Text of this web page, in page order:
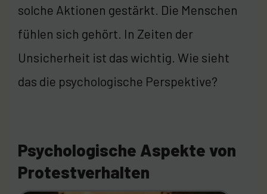
solche Aktionen gestärkt. Die Menschen
fühlen sich gehört. In Zeiten der
Unsicherheit ist das wichtig. Wie sieht
das die psychologische Perspektive?
Psychologische Aspekte von
Protestverhalten